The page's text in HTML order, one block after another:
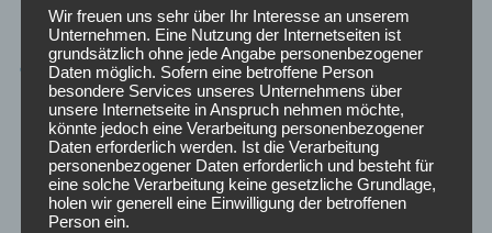
So einfach kann ein Umzug sein.
JETZT UMZUG IN WIEN ANFRAGEN
Du planst einen Umzug in Wien oder brauchst kurzfristig
ein Lastentaxi? Dann kontaktiere uns noch heute. Wir
beraten dich gerne und erstellen dir ein unverbindliches
Angebot.
Wir freuen uns sehr über Ihr Interesse an unserem
Unternehmen. Eine Nutzung der Internetseiten ist
grundsätzlich ohne jede Angabe personenbezogener
Daten möglich. Sofern eine betroffene Person
besondere Services unseres Unternehmens über
unsere Internetseite in Anspruch nehmen möchte,
könnte jedoch eine Verarbeitung personenbezogener
Daten erforderlich werden. Ist die Verarbeitung
personenbezogener Daten erforderlich und besteht für
eine solche Verarbeitung keine gesetzliche Grundlage,
holen wir generell eine Einwilligung der betroffenen
Person ein.